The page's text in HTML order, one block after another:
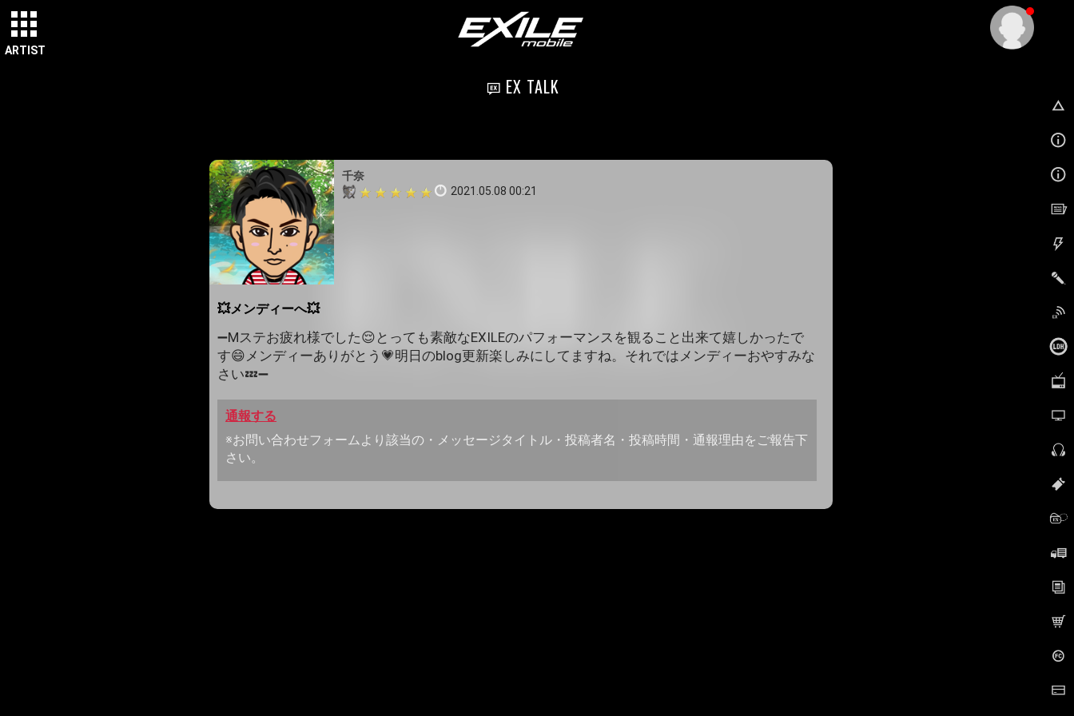
ARTIST
EX TALK
千奈
2021.05.08 00:21
💥メンディーへ💥
➖Mステお疲れ様でした😌とっても素敵なEXILEのパフォーマンスを観ること出来て嬉しかったで
す😄メンディーありがとう💗明日のblog更新楽しみにしてますね。それではメンディーおやすみな
さい💤➖
通報する
※お問い合わせフォームより該当の・メッセージタイトル・投稿者名・投稿時間・通報理由をご報告下
さい。